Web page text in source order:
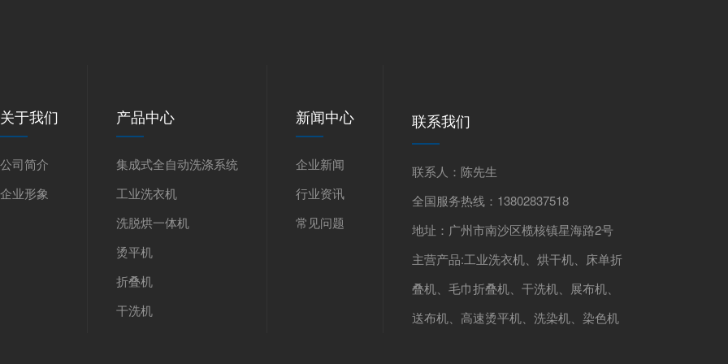
关于我们
公司简介
企业形象
产品中心
集成式全自动洗涤系统
工业洗衣机
洗脱烘一体机
烫平机
折叠机
干洗机
新闻中心
企业新闻
行业资讯
常见问题
联系我们
联系人：陈先生
全国服务热线：13802837518
地址：广州市南沙区榄核镇星海路2号
主营产品:工业洗衣机、烘干机、床单折
叠机、毛巾折叠机、干洗机、展布机、
送布机、高速烫平机、洗染机、染色机